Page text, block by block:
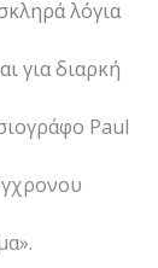
λόγια
για διαρκή
Paul